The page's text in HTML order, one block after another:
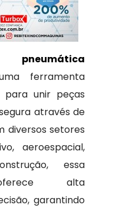
pneumática
ferramenta
para unir peças
através de
diversos setores
aeroespacial,
essa
alta
garantindo